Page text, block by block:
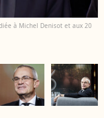
à Michel Denisot et aux 20